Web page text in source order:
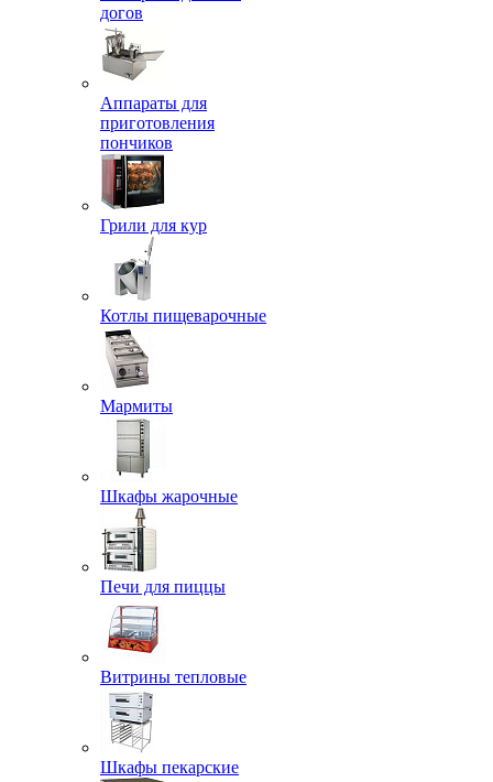
догов
Аппараты для
приготовления
пончиков
Грили для кур
Котлы пищеварочные
Мармиты
Шкафы жарочные
Печи для пиццы
Витрины тепловые
Шкафы пекарские